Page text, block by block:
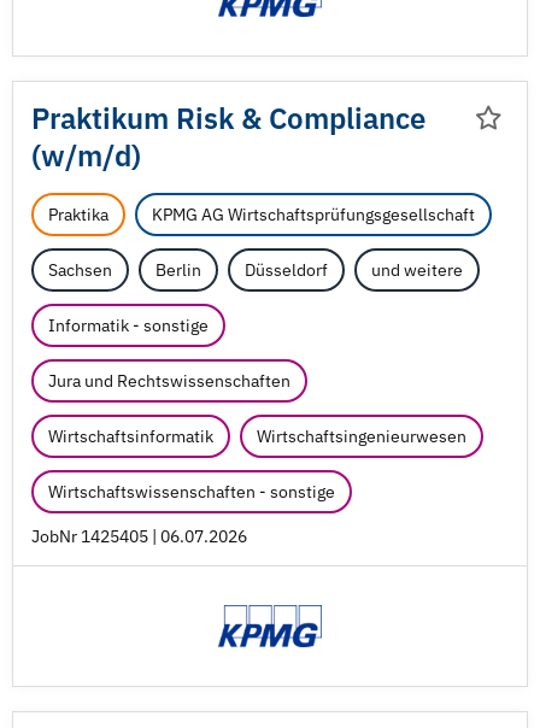
Praktikum Risk & Compliance
(w/m/d)
Praktika KPMG AG Wirtschaftsprüfungsgesellschaft
Sachsen Berlin Düsseldorf und weitere
Informatik - sonstige
Jura und Rechtswissenschaften
Wirtschaftsinformatik Wirtschaftsingenieurwesen
Wirtschaftswissenschaften - sonstige
JobNr 1425405 | 06.07.2026